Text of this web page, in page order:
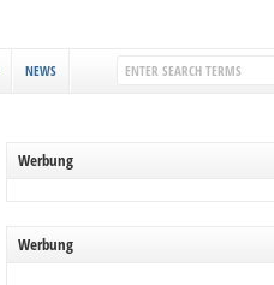
NEWS
Werbung
Werbung